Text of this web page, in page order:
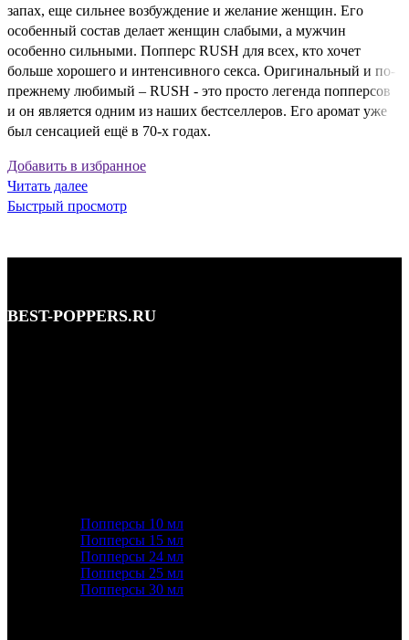
запах, еще сильнее возбуждение и желание женщин. Его
особенный состав делает женщин слабыми, а мужчин
особенно сильными. Попперс RUSH для всех, кто хочет
больше хорошего и интенсивного секса. Оригинальный и по-
прежнему любимый – RUSH - это просто легенда попперсов
и он является одним из наших бестселлеров. Его аромат уже
был сенсацией ещё в 70-х годах.
Добавить в избранное
Читать далее
Быстрый просмотр
BEST-POPPERS.RU
Попперсы 10 мл
Попперсы 15 мл
Попперсы 24 мл
Попперсы 25 мл
Попперсы 30 мл